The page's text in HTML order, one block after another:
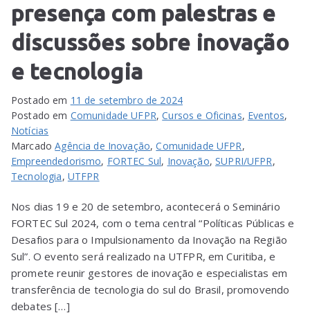
presença com palestras e
discussões sobre inovação
e tecnologia
Postado em 11 de setembro de 2024
Postado em Comunidade UFPR,Cursos e Oficinas, Eventos,
Notícias
MarcadoAgência de Inovação,Comunidade UFPR,
Empreendedorismo, FORTEC Sul, Inovação,SUPRI/UFPR,
Tecnologia, UTFPR
Nos dias 19 e 20 de setembro, acontecerá o Seminário
FORTEC Sul 2024, com o tema central “Políticas Públicas e
Desafios para o Impulsionamento da Inovação na Região
Sul”. O evento será realizado na UTFPR, em Curitiba, e
promete reunir gestores de inovação e especialistas em
transferência de tecnologia do sul do Brasil, promovendo
debates […]